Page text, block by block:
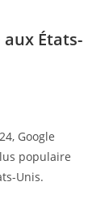
États-
Google
populaire
Unis.